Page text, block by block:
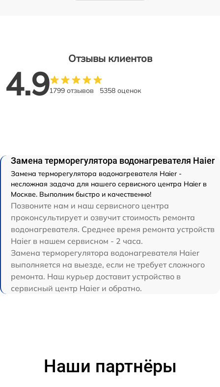
Отзывы клиентов
4.91799 отзывов 5358 оценок
Замена терморегулятора водонагревателя Haier
Замена терморегулятора водонагревателя Haier -
несложная задача для нашего сервисного центра Haier в
Москве. Выполним быстро и качественно!
Позвоните нам и наш сервисного центра
проконсультирует и озвучит стоимость ремонта
водонагревателя. Среднее время ремонта устройств
Haier в нашем сервисном - 2 часа.
Замена терморегулятора водонагревателя Haier
выполняется на выезде, если не требует сложного
ремонта. Наш курьер доставит устройство в
сервисный центр Haier и обратно.
Наши партнёры